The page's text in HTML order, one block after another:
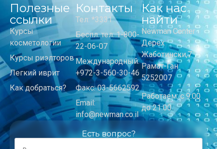
Полезные
ссылки
Курсы
косметологии
Курсы риэлторов
Легкий иврит
Как добраться?
Контакты
Тел: *3331
Беспл. тел: 1-800-
22-06-07
Международный:
+972-3-560-30-46
Факс: 03-5662592
Email:
info@newman.co.il
Как нас
найти
Newman Center
Дерех
Жаботински,7
Рамат-Ган
5252007
Работаем: с 9:00
до 21:00
Есть вопрос?